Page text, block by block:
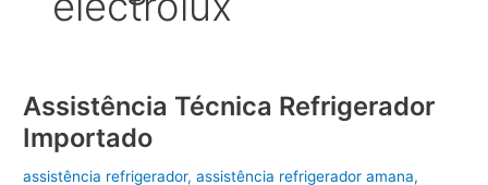
Assistência Técnica Refrigerador
Importado
assistência refrigerador,assistência refrigerador amana,